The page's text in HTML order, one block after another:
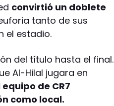
convirtió un doblete
tanto de sus
el estadio.
del título hasta el final.
Al-Hilal jugara en
equipo de CR7
como local.